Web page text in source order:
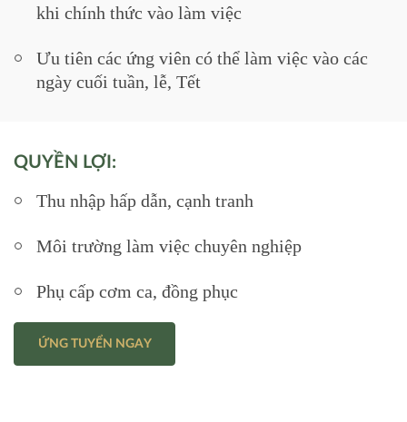
khi chính thức vào làm việc
Ưu tiên các ứng viên có thể làm việc vào các
ngày cuối tuần, lễ, Tết
QUYỀN LỢI:
Thu nhập hấp dẫn, cạnh tranh
Môi trường làm việc chuyên nghiệp
Phụ cấp cơm ca, đồng phục
ỨNG TUYỂN NGAY